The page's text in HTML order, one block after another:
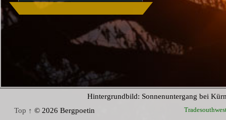
Hintergrundbild: Sonnenuntergang bei
Top ↑ © 2026 Bergpoetin